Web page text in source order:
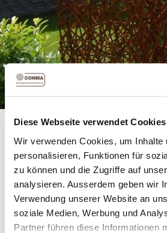
Diese Webseite verwendet Cookies
Wir verwenden Cookies, um Inhalte
personalisieren, Funktionen für
zu können und die Zugriffe auf
analysieren. Ausserdem geben wir
Verwendung unserer Website an
soziale Medien, Werbung und
Partner führen diese Informationen
Die Säulen aus geflochtenem
Rost-Objekten
Artikelnummer:
Grösse